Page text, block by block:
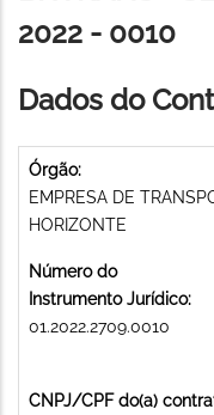
navegação
2022 - 0010
Dados do
Órgão:
EMPRESA DE
HORIZONTE
Número do
Instrumento Jurídico:
01.2022.2709.0010
CNPJ/CPF do(a)